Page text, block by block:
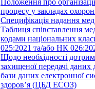
Положення про
процесу у закладах
Специфікація надання
Таблиця співставлення
кодами національних
025:2021 та/або НК
Щодо необхідності
захищеної передачі даних
бази даних електронної
здоров’я (ЦБД ЕСОЗ)